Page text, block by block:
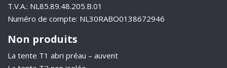
T.V.A.: NL85.89.48.205.B.01
Numéro de compte: NL30RABO0138672946
Non produits
La tente T1 abri préau – auvent